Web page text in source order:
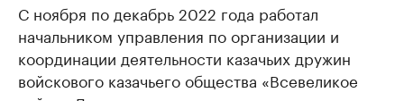
С ноября по декабрь 2022 года работал
начальником управления по организации и
координации деятельности казачьих дружин
войскового казачьего общества «Всевеликое